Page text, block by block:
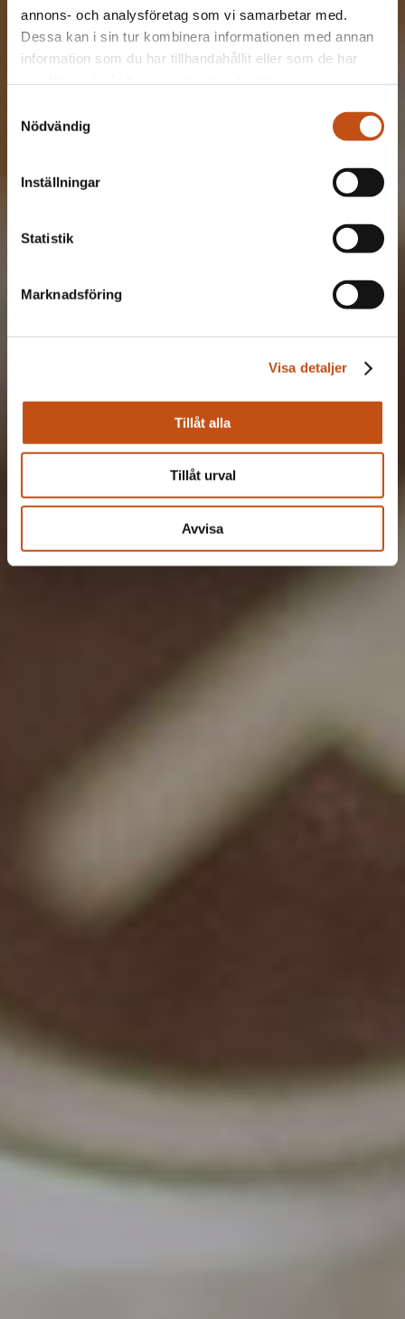
annons- och analysföretag som vi samarbetar med.
Dessa kan i sin tur kombinera informationen med annan
information som du har tillhandahållit eller som de har
Nödvändig
Inställningar
Statistik
Marknadsföring
Visa detaljer
Tillåt alla
Tillåt urval
Avvisa